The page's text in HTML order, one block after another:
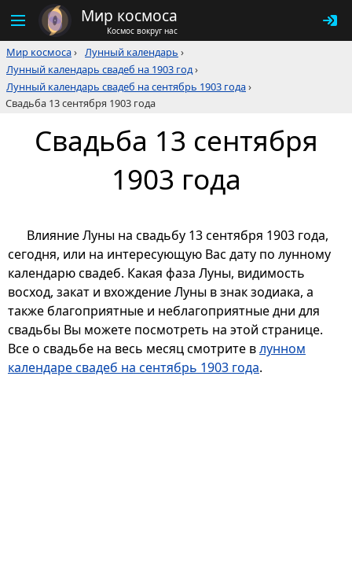
Мир космоса
Космос вокруг нас
Мир космоса› Лунный календарь ›
Лунный календарь свадеб на 1903 год›
Лунный календарь свадеб на сентябрь 1903 года›
Свадьба 13 сентября 1903 года
Свадьба 13 сентября
1903 года
Влияние Луны на свадьбу 13 сентября 1903 года,
сегодня, или на интересующую Вас дату по лунному
календарю свадеб. Какая фаза Луны, видимость
восход, закат и вхождение Луны в знак зодиака, а
также благоприятные и неблагоприятные дни для
свадьбы Вы можете посмотреть на этой странице.
Все о свадьбе на весь месяц смотрите влунном
календаре свадеб на сентябрь 1903 года.